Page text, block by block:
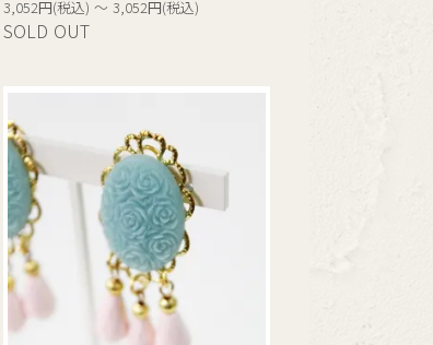
3,052円(税込) ～ 3,052円(税込)
SOLD OUT